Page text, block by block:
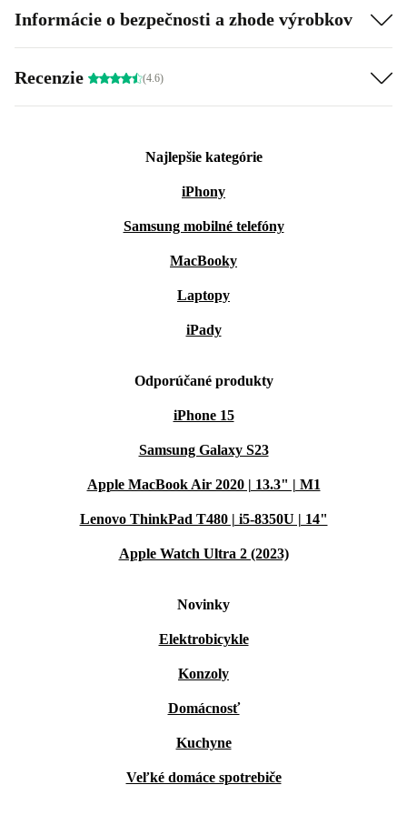
Informácie o bezpečnosti a zhode výrobkov
Recenzie (4.6)
Najlepšie kategórie
iPhony
Samsung mobilné telefóny
MacBooky
Laptopy
iPady
Odporúčané produkty
iPhone 15
Samsung Galaxy S23
Apple MacBook Air 2020 | 13.3" | M1
Lenovo ThinkPad T480 | i5-8350U | 14"
Apple Watch Ultra 2 (2023)
Novinky
Elektrobicykle
Konzoly
Domácnosť
Kuchyne
Veľké domáce spotrebiče